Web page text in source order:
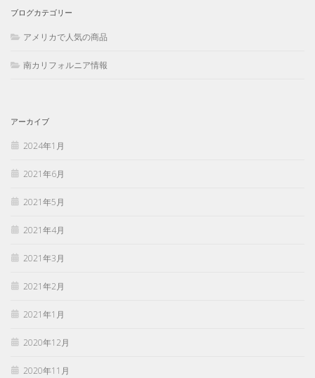
ブログカテゴリー
アメリカで人気の商品
南カリフォルニア情報
アーカイブ
2024年1月
2021年6月
2021年5月
2021年4月
2021年3月
2021年2月
2021年1月
2020年12月
2020年11月